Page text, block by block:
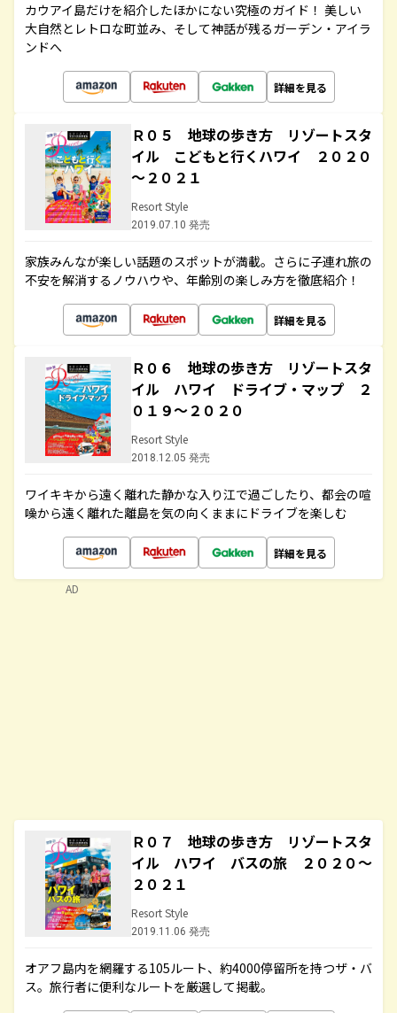
カウアイ島だけを紹介したほかにない究極のガイド！ 美しい
大自然とレトロな町並み、そして神話が残るガーデン・アイラ
ンドへ
詳細を見る
Ｒ０５ 地球の歩き方 リゾートスタ
イル こどもと行くハワイ ２０２０
～２０２１
Resort Style
2019.07.10 発売
家族みんなが楽しい話題のスポットが満載。さらに子連れ旅の
不安を解消するノウハウや、年齢別の楽しみ方を徹底紹介！
詳細を見る
Ｒ０６ 地球の歩き方 リゾートスタ
イル ハワイ ドライブ・マップ ２
０１９～２０２０
Resort Style
2018.12.05 発売
ワイキキから遠く離れた静かな入り江で過ごしたり、都会の喧
噪から遠く離れた離島を気の向くままにドライブを楽しむ
詳細を見る
Ｒ０７ 地球の歩き方 リゾートスタ
イル ハワイ バスの旅 ２０２０～
２０２１
Resort Style
2019.11.06 発売
オアフ島内を網羅する105ルート、約4000停留所を持つザ・バ
ス。旅行者に便利なルートを厳選して掲載。
AD